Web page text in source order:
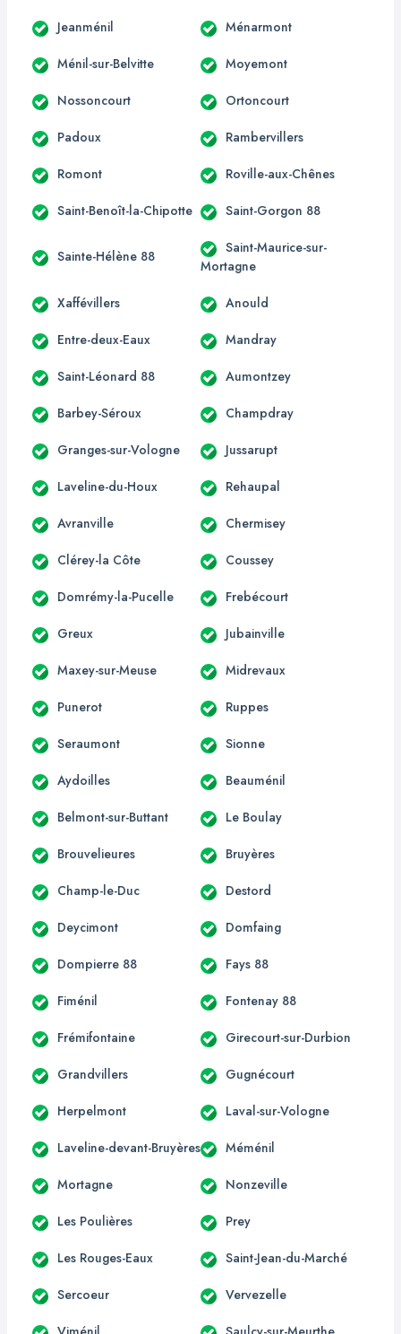
Jeanménil Ménarmont
Ménil-sur-Belvitte Moyemont
Nossoncourt Ortoncourt
Padoux Rambervillers
Romont Roville-aux-Chênes
Saint-Benoît-la-Chipotte Saint-Gorgon 88
Sainte-Hélène 88
Saint-Maurice-sur-
Mortagne
Xaffévillers Anould
Entre-deux-Eaux Mandray
Saint-Léonard 88 Aumontzey
Barbey-Séroux Champdray
Granges-sur-Vologne Jussarupt
Laveline-du-Houx Rehaupal
Avranville Chermisey
Clérey-la Côte Coussey
Domrémy-la-Pucelle Frebécourt
Greux Jubainville
Maxey-sur-Meuse Midrevaux
Punerot Ruppes
Seraumont Sionne
Aydoilles Beauménil
Belmont-sur-Buttant Le Boulay
Brouvelieures Bruyères
Champ-le-Duc Destord
Deycimont Domfaing
Dompierre 88 Fays 88
Fiménil Fontenay 88
Frémifontaine Girecourt-sur-Durbion
Grandvillers Gugnécourt
Herpelmont Laval-sur-Vologne
Laveline-devant-Bruyères Méménil
Mortagne Nonzeville
Les Poulières Prey
Les Rouges-Eaux Saint-Jean-du-Marché
Sercoeur Vervezelle